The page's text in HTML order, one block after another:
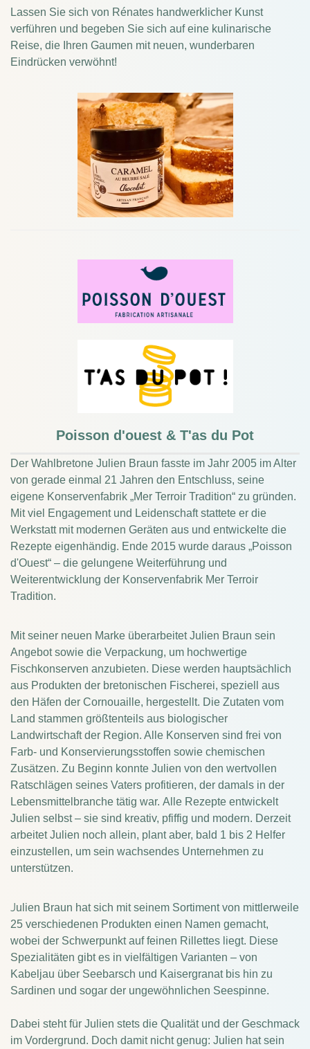
Lassen Sie sich von Rénates handwerklicher Kunst
verführen und begeben Sie sich auf eine kulinarische
Reise, die Ihren Gaumen mit neuen, wunderbaren
Eindrücken verwöhnt!
Poisson d'ouest & T'as du Pot
Der Wahlbretone Julien Braun fasste im Jahr 2005 im Alter
von gerade einmal 21 Jahren den Entschluss, seine
eigene Konservenfabrik „Mer Terroir Tradition“ zu gründen.
Mit viel Engagement und Leidenschaft stattete er die
Werkstatt mit modernen Geräten aus und entwickelte die
Rezepte eigenhändig. Ende 2015 wurde daraus „Poisson
d'Ouest“ – die gelungene Weiterführung und
Weiterentwicklung der Konservenfabrik Mer Terroir
Tradition.
Mit seiner neuen Marke überarbeitet Julien Braun sein
Angebot sowie die Verpackung, um hochwertige
Fischkonserven anzubieten. Diese werden hauptsächlich
aus Produkten der bretonischen Fischerei, speziell aus
den Häfen der Cornouaille, hergestellt. Die Zutaten vom
Land stammen größtenteils aus biologischer
Landwirtschaft der Region. Alle Konserven sind frei von
Farb- und Konservierungsstoffen sowie chemischen
Zusätzen. Zu Beginn konnte Julien von den wertvollen
Ratschlägen seines Vaters profitieren, der damals in der
Lebensmittelbranche tätig war. Alle Rezepte entwickelt
Julien selbst – sie sind kreativ, pfiffig und modern. Derzeit
arbeitet Julien noch allein, plant aber, bald 1 bis 2 Helfer
einzustellen, um sein wachsendes Unternehmen zu
unterstützen.
Julien Braun hat sich mit seinem Sortiment von mittlerweile
25 verschiedenen Produkten einen Namen gemacht,
wobei der Schwerpunkt auf feinen Rillettes liegt. Diese
Spezialitäten gibt es in vielfältigen Varianten – von
Kabeljau über Seebarsch und Kaisergranat bis hin zu
Sardinen und sogar der ungewöhnlichen Seespinne.
Dabei steht für Julien stets die Qualität und der Geschmack
im Vordergrund. Doch damit nicht genug: Julien hat sein